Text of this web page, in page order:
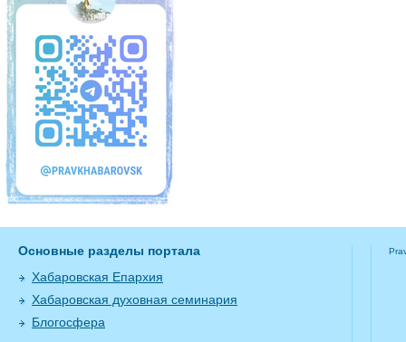
Основные разделы портала
Хабаровская Епархия
Хабаровская духовная семинария
Блогосфера